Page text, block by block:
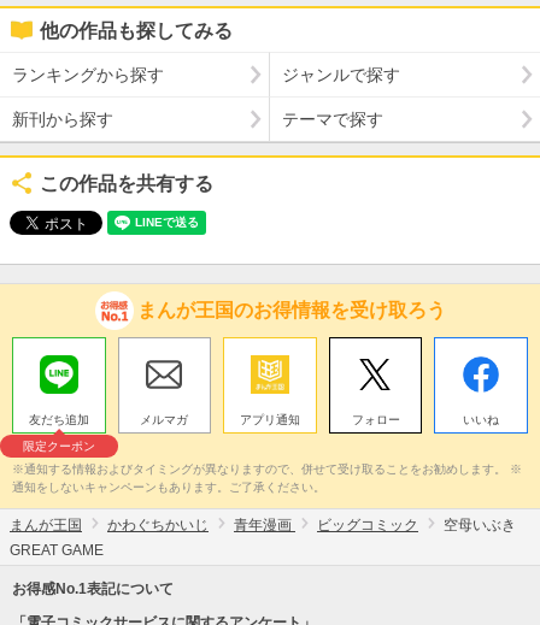
他の作品も探してみる
ランキングから探す ジャンルで探す
新刊から探す テーマで探す
この作品を共有する
まんが王国のお得情報を受け取ろう
友だち追加
限定クーポン
メルマガ アプリ通知 フォロー いいね
※通知する情報およびタイミングが異なりますので、併せて受け取ることをお勧めします。 ※
通知をしないキャンペーンもあります。ご了承ください。
まんが王国 かわぐちかいじ 青年漫画 ビッグコミック
空母いぶき
GREAT GAME
お得感No.1表記について